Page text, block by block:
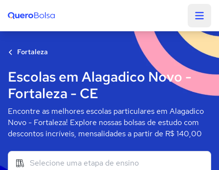
Fortaleza
Escolas em Alagadico Novo -
Fortaleza - CE
Encontre as melhores escolas particulares em Alagadico
Novo - Fortaleza! Explore nossas bolsas de estudo com
descontos incríveis, mensalidades a partir de R$ 140,00